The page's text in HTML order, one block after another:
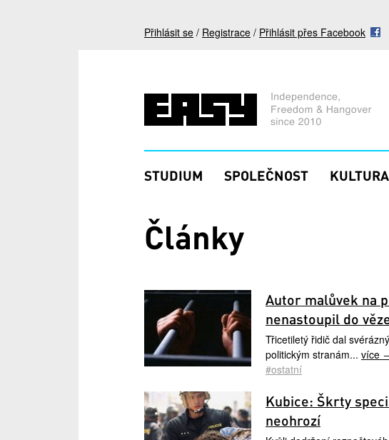
Přihlásit se / Registrace / Přihlásit přes Facebook
STUDIUM SPOLEČNOST KULTURA
Články
Autor malůvek na
nenastoupil do
Třicetiletý řidič dal
politickým stranám... více
#ostatní
Kubice: Škrty
neohrozí